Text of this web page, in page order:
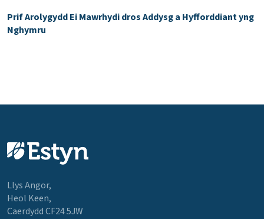
Prif Arolygydd Ei Mawrhydi dros Addysg a Hyfforddiant yng
Nghymru
Llys Angor,
Heol Keen,
Caerdydd CF24 5JW